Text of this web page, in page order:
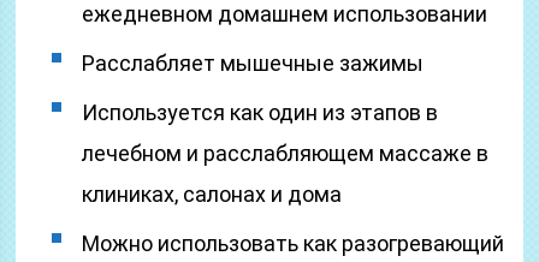
ежедневном домашнем использовании
Расслабляет мышечные зажимы
Используется как один из этапов в
лечебном и расслабляющем массаже в
клиниках, салонах и дома
Можно использовать как разогревающий